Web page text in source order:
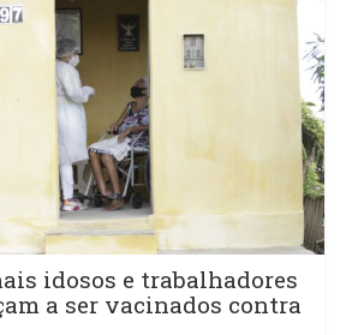
idosos e trabalhadores
a ser vacinados contra